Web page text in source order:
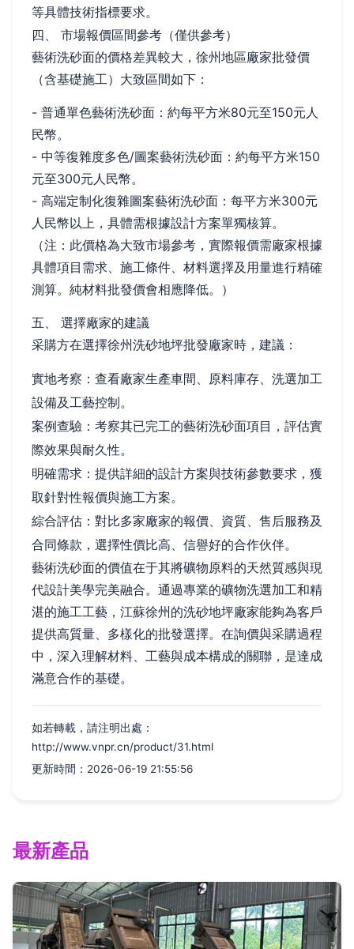
等具體技術指標要求。
四、 市場報價區間參考（僅供參考）
藝術洗砂面的價格差異較大，徐州地區廠家批發價
（含基礎施工）大致區間如下：
- 普通單色藝術洗砂面：約每平方米80元至150元人
民幣。
- 中等復雜度多色/圖案藝術洗砂面：約每平方米150
元至300元人民幣。
- 高端定制化復雜圖案藝術洗砂面：每平方米300元
人民幣以上，具體需根據設計方案單獨核算。
（注：此價格為大致市場參考，實際報價需廠家根據
具體項目需求、施工條件、材料選擇及用量進行精確
測算。純材料批發價會相應降低。）
五、 選擇廠家的建議
采購方在選擇徐州洗砂地坪批發廠家時，建議：
實地考察：查看廠家生產車間、原料庫存、洗選加工
設備及工藝控制。
案例查驗：考察其已完工的藝術洗砂面項目，評估實
際效果與耐久性。
明確需求：提供詳細的設計方案與技術參數要求，獲
取針對性報價與施工方案。
綜合評估：對比多家廠家的報價、資質、售后服務及
合同條款，選擇性價比高、信譽好的合作伙伴。
藝術洗砂面的價值在于其將礦物原料的天然質感與現
代設計美學完美融合。通過專業的礦物洗選加工和精
湛的施工工藝，江蘇徐州的洗砂地坪廠家能夠為客戶
提供高質量、多樣化的批發選擇。在詢價與采購過程
中，深入理解材料、工藝與成本構成的關聯，是達成
滿意合作的基礎。
如若轉載，請注明出處：
http://www.vnpr.cn/product/31.html
更新時間：2026-06-19 21:55:56
最新產品